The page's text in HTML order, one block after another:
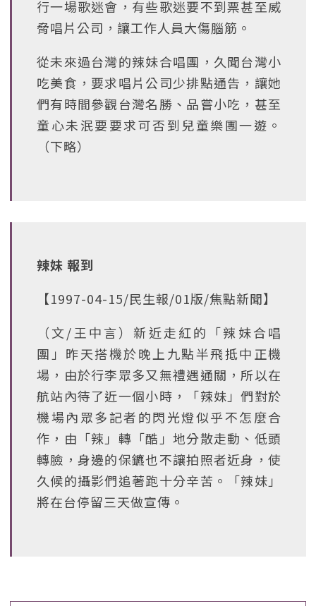
行一場歌迷會，有些歌迷要不到票甚至威
脅唱片公司，讓工作人員大傷腦筋。
從未來過台灣的辣妹合唱團，久聞台灣小
吃美食，要求唱片公司少排點通告，讓她
們有時間參觀台灣名勝、品嘗小吃，甚至
童心未泯要要求可否到兒童樂團一遊。
（下略）
辣妹 報到
【1997-04-15/民生報/01版/焦點新聞】
（文/王中言）新近走紅的「辣妹合唱
團」昨天搭機於晚上九點半飛抵中正機
場，由於行李眾多又無禮遇通關，所以在
航站內待了近一個小時，「辣妹」們對於
機場內眾多記者的閃光燈似乎不怎麼合
作，由「辣」轉「酷」地分散走動、低頭
轉臉，身邊的保鑣也不讓拍照者近身，使
久候的攝影們追著跑十分辛苦。「辣妹」
將在台停留三天做宣傳。